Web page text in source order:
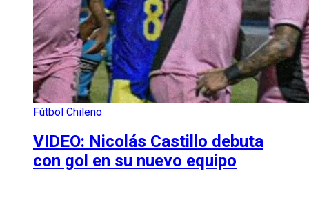
Fútbol Chileno
VIDEO: Nicolás Castillo debuta
con gol en su nuevo equipo